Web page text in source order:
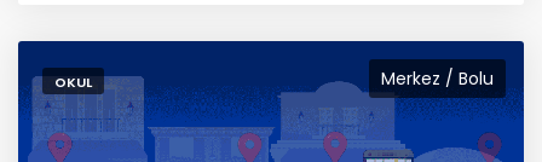
Merkez / Bolu
OKUL